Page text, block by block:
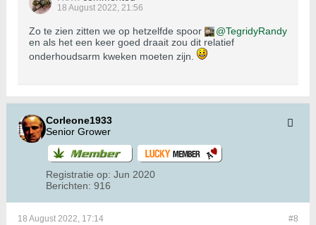
18 August 2022, 21:56
Zo te zien zitten we op hetzelfde spoor
TegridyRandy
en als het een keer goed draait zou dit relatief
onderhoudsarm kweken moeten zijn.
Corleone1933
Senior Grower
Registratie op: Jun 2020
Berichten: 916
#8
18 August 2022, 17:14